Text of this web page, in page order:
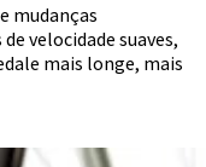
mudanças
velocidade suaves,
mais longe, mais